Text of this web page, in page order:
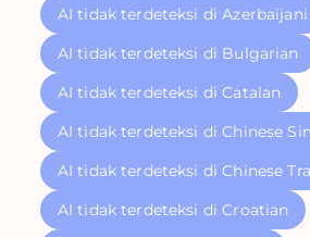
AI tidak terdeteksi di Azerbaijani
AI tidak terdeteksi di Bulgarian
AI tidak terdeteksi di Catalan
AI tidak terdeteksi di Chinese
AI tidak terdeteksi di Chinese
AI tidak terdeteksi di Croatian